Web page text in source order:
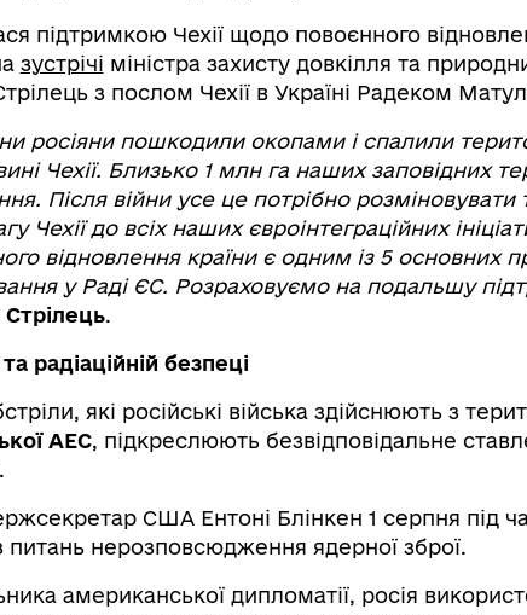
підтримкою Чехії щодо повоєнного
зустрічі міністра захисту довкілля та
з послом Чехії в Україні Радеком
росіяни пошкодили окопами і спалили
Чехії. Близько 1 млн га наших заповідних
Після війни усе це потрібно розміновувати
Чехії до всіх наших євроінтеграційних
відновлення країни є одним із 5 основних
у Раді ЄС. Розраховуємо на подальшу
.
радіаційній безпеці
які російські війська здійснюють з
АЕС, підкреслюють безвідповідальне
США Ентоні Блінкен 1 серпня під
питань нерозповсюдження ядерної зброї.
американської дипломатії, росія